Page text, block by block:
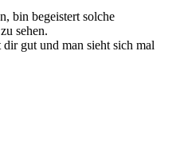
bin begeistert solche
sehen.
gut und man sieht sich mal